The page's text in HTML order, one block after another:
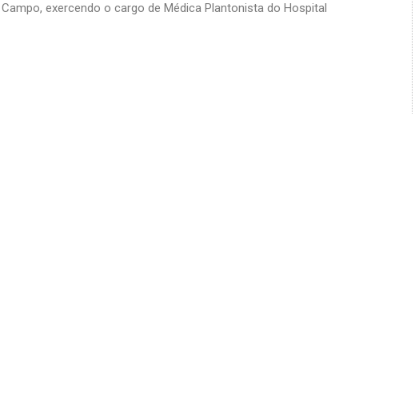
exercendo o cargo de Médica Plantonista do Hospital